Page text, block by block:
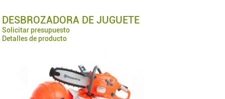
DESBROZADORA DE JUGUETE
Solicitar presupuesto
Detalles de producto